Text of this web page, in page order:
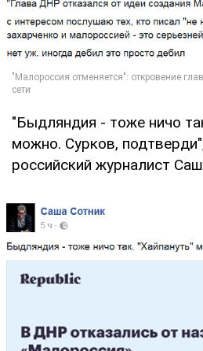
"Быдляндия - тоже ничо
можно. Сурков,
российский журналист